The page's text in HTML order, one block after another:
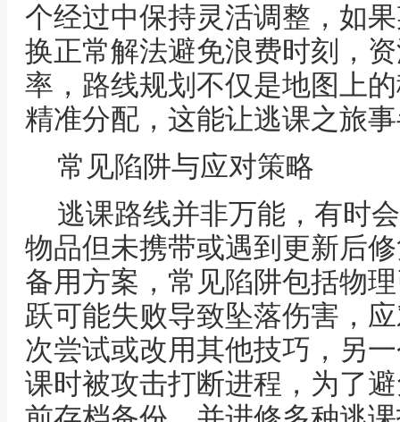
个经过中保持灵活调整，如
换正常解法避免浪费时刻，
率，路线规划不仅是地图上
精准分配，这能让逃课之旅
常见陷阱与应对策略
逃课路线并非万能，有时
物品但未携带或遇到更新后
备用方案，常见陷阱包括物
跃可能失败导致坠落伤害，
次尝试或改用其他技巧，另
课时被攻击打断进程，为了